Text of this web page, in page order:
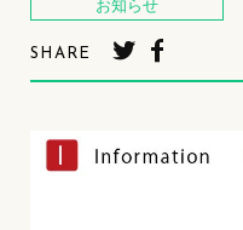
お知らせ
SHARE